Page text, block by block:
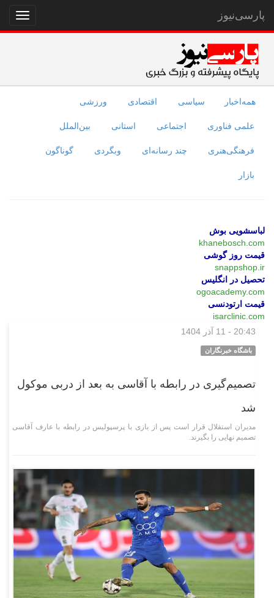
نمایش
منو
پارسی‌نیوز
همه‌اخبار سیاسی اقتصادی ورزشی
علمی فناوری اجتماعی استانی بین‌الملل
فرهنگی‌هنری چند رسانه‌ای وبگردی گوناگون
بازار
لباسشویی بوش
khanebosch.com
قیمت روز گوشی
snappshop.ir
تحصیل در انگلیس
ogoacademy.com
قیمت ارتودنسی
isarclinic.com
20:43 - 11 آذر 1404
باشگاه خبرنگاران
تصمیم‌گیری در رابطه با آقاسی به بعد از دربی موکول
شد
مدیران استقلال قرار است پس از بازی با پرسپولیس در رابطه با عارف آقاسی
تصمیم نهایی را بگیرند.